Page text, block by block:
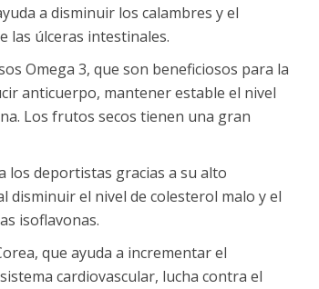
a disminuir los calambres y el
las úlceras intestinales.
Omega 3, que son beneficiosos para la
anticuerpo, mantener estable el nivel
Los frutos secos tienen una gran
los deportistas gracias a su alto
disminuir el nivel de colesterol malo y el
isoflavonas.
que ayuda a incrementar el
cardiovascular, lucha contra el